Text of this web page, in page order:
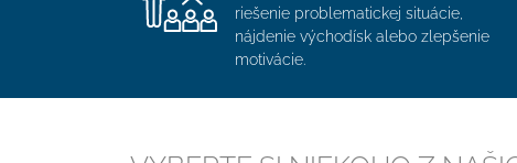
riešenie problematickej situácie,
nájdenie východísk alebo zlepšenie
motivácie.